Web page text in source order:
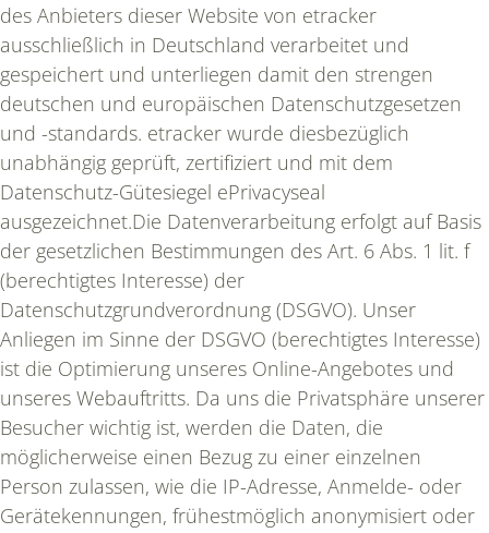
des Anbieters dieser Website von etracker
ausschließlich in Deutschland verarbeitet und
gespeichert und unterliegen damit den strengen
deutschen und europäischen Datenschutzgesetzen
und -standards. etracker wurde diesbezüglich
unabhängig geprüft, zertifiziert und mit dem
Datenschutz-Gütesiegel ePrivacyseal
ausgezeichnet.Die Datenverarbeitung erfolgt auf Basis
der gesetzlichen Bestimmungen des Art. 6 Abs. 1 lit. f
(berechtigtes Interesse) der
Datenschutzgrundverordnung (DSGVO). Unser
Anliegen im Sinne der DSGVO (berechtigtes Interesse)
ist die Optimierung unseres Online-Angebotes und
unseres Webauftritts. Da uns die Privatsphäre unserer
Besucher wichtig ist, werden die Daten, die
möglicherweise einen Bezug zu einer einzelnen
Person zulassen, wie die IP-Adresse, Anmelde- oder
Gerätekennungen, frühestmöglich anonymisiert oder